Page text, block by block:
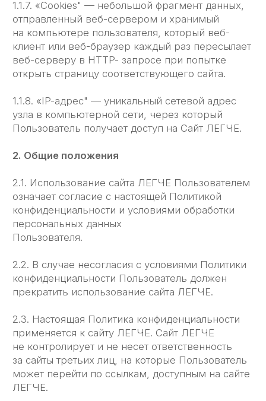
устанавливает обязательства Администрации
по неразглашению и обеспечению режима
защиты конфиденциальности персональных
данных, которые Пользователь предоставляет
по запросу Администрации при регистрации
на сайте ЛЕГЧЕ или при подписке
на информационную e-mail рассылку.
конфиденциальности, предоставляются
Пользователем путём заполнения форм на сайте
ЛЕГЧЕ и включают в себя следующую
информацию:
3.2.2. контактный телефон Пользователя;
3.2.3. адрес электронной почты Пользователя
3.2.4. фотографию (при необходимости).
3.3. Сайт ЛЕГЧЕ защищает Данные, которые
автоматически передаются при посещении
— IP адрес;
— информация из Cookies;
— реферер (адрес предыдущей страницы).
невозможность доступа к частям сайта,
3.3.2. Сайт ЛЕГЧЕ осуществляет сбор статистики
об IP-адресах своих посетителей. Данная
информация используется с целью
предотвращения, выявления и решения
технических проблем.
3.4. Любая иная персональная информация,